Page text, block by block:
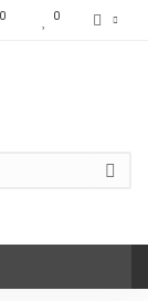
0 0